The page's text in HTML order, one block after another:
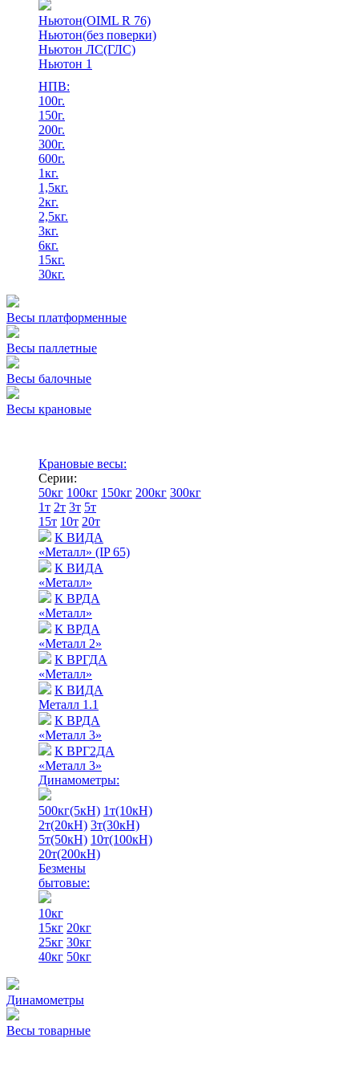
Ньютон(OIML R 76)
Ньютон(без поверки)
Ньютон ЛС(ГЛС)
Ньютон 1
НПВ:
100г.
150г.
200г.
300г.
600г.
1кг.
1,5кг.
2кг.
2,5кг.
3кг.
6кг.
15кг.
30кг.
Весы платформенные
Весы паллетные
Весы балочные
Весы крановые
Крановые весы:
Серии:
50кг 100кг 150кг 200кг 300кг
1т 2т 3т 5т
15т 10т 20т
К ВИДА
«Металл» (IP 65)
К ВИДА
«Металл»
К ВРДА
«Металл»
К ВРДА
«Металл 2»
К ВРГДА
«Металл»
К ВИДА
Металл 1.1
К ВРДА
«Металл 3»
К ВРГ2ДА
«Металл 3»
Динамометры:
500кг(5кН) 1т(10кН)
2т(20кН) 3т(30кН)
5т(50кН) 10т(100кН)
20т(200кН)
Безмены
бытовые:
10кг
15кг 20кг
25кг 30кг
40кг 50кг
Динамометры
Весы товарные